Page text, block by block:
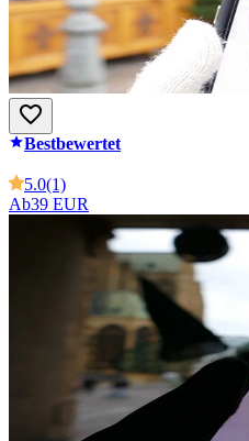
Bestbewertet
5.0(1)
Ab39 EUR